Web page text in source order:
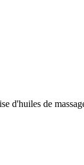
d'huiles de